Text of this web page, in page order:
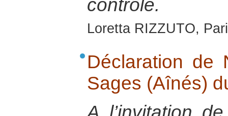
contrôle.
Loretta RIZZUTO,
Déclaration de
Sages (Aînés)